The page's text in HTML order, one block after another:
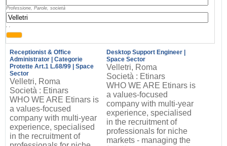
Professione, Parole, società
, ,
Receptionist & Office
Administrator | Categorie
Protette Art.1 L.68/99 | Space
Sector
Velletri, Roma
Società : Etinars
WHO WE ARE Etinars is
a values-focused
company with multi-year
experience, specialised
in the recruitment of
Desktop Support Engineer |
Space Sector
Velletri, Roma
Società : Etinars
WHO WE ARE Etinars is
a values-focused
company with multi-year
experience, specialised
in the recruitment of
professionals for niche
markets - managing the